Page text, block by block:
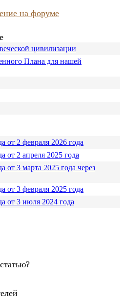
на форуме
цивилизации
Плана для нашей
2 февраля 2026 года
2 апреля 2025 года
3 марта 2025 года через
3 февраля 2025 года
от 3 июля 2024 года